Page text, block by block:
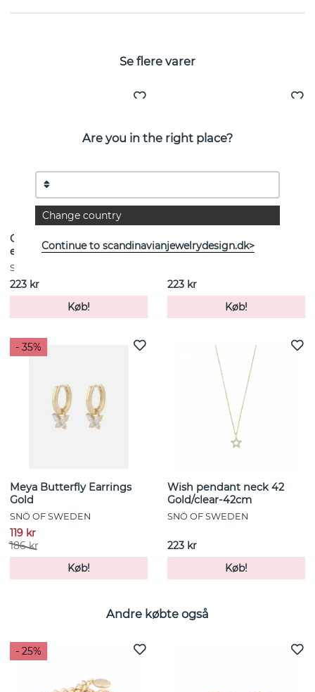
Se flere varer
Copenhagen small ring
ear Gold/black-Onesize
SNÖ OF SWEDEN
223 kr
Køb!
Copenhagen small ring
ear Sølv/denim-Onesize
223 kr
Køb!
- 35%
Meya Butterfly Earrings
Gold
SNÖ OF SWEDEN
119 kr
186 kr
Køb!
Wish pendant neck 42
Gold/clear-42cm
SNÖ OF SWEDEN
223 kr
Køb!
Andre købte også
- 25%
Are you in the right place?
Change country
Continue to scandinavianjewelrydesign.dk>